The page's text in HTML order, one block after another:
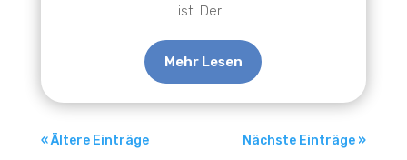
ist. Der...
Mehr Lesen
« Ältere Einträge Nächste Einträge »